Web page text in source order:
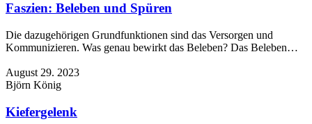
Faszien: Beleben und Spüren
Die dazugehörigen Grundfunktionen sind das Versorgen und
Kommunizieren. Was genau bewirkt das Beleben? Das Beleben…
August 29. 2023
Björn König
Kiefergelenk